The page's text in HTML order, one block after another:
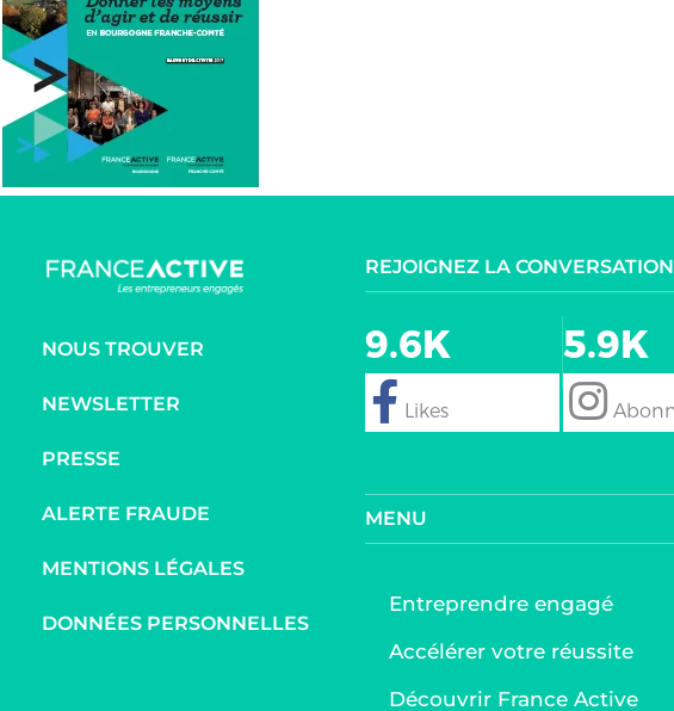
NOUS TROUVER
NEWSLETTER
PRESSE
ALERTE FRAUDE
MENTIONS LÉGALES
DONNÉES PERSONNELLES
REJOIGNEZ LA CONVERSATION
9.6K
follow
5.9K
follow
MENU
Entreprendre engagé
Accélérer votre réussite
Découvrir France Active